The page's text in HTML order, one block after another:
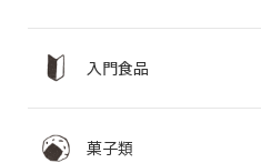
入門食品
菓子類